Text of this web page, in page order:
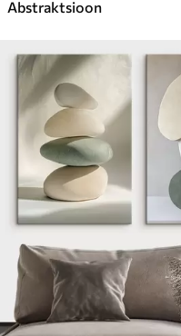
Abstraktsioon